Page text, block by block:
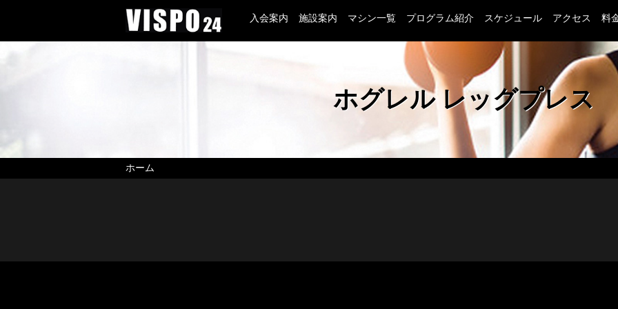
入会案内 施設案内 マシン一覧 プログラム紹介 スケジュール アクセス 料
ホグレル レッグプレス
ホーム